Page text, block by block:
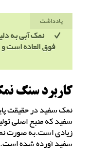
یادداشت
نمک آبی به
فوق العاده است
کاربرد سنگ
نمک سفید در حقیقت
سفید که منبع اصلی
زیادی است.به صورت
سفید آورده شده است.